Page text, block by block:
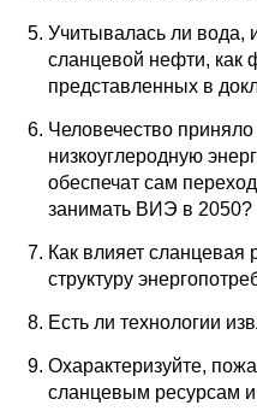
Конкурсы и
Контакты
Учитывалась ли вода,
сланцевой нефти, как
представленных в
Человечество приняло
низкоуглеродную
обеспечат сам
занимать ВИЭ в 2050?
Как влияет
структуру
Есть ли технологии
Охарактеризуйте,
сланцевым ресурсам